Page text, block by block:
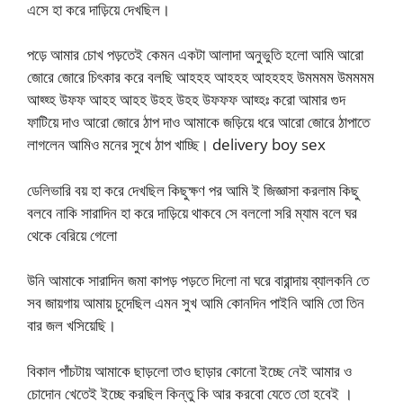
এসে হা করে দাড়িয়ে দেখছিল।
পড়ে আমার চোখ পড়তেই কেমন একটা আলাদা অনুভুতি হলো আমি আরো
জোরে জোরে চিৎকার করে বলছি আহহহ আহহহ আহহহহ উমমমম উমমমম
আহ্হ্হ উফফ আহহ আহহ উহহ উহহ উফফফ আহ্হঃ করো আমার গুদ
ফাটিয়ে দাও আরো জোরে ঠাপ দাও আমাকে জড়িয়ে ধরে আরো জোরে ঠাপাতে
লাগলেন আমিও মনের সুখে ঠাপ খাচ্ছি। delivery boy sex
ডেলিভারি বয় হা করে দেখছিল কিছুক্ষণ পর আমি ই জিজ্ঞাসা করলাম কিছু
বলবে নাকি সারাদিন হা করে দাড়িয়ে থাকবে সে বললো সরি ম্যাম বলে ঘর
থেকে বেরিয়ে গেলো
উনি আমাকে সারাদিন জমা কাপড় পড়তে দিলো না ঘরে বারান্দায় ব্যালকনি তে
সব জায়গায় আমায় চুদেছিল এমন সুখ আমি কোনদিন পাইনি আমি তো তিন
বার জল খসিয়েছি।
বিকাল পাঁচটায় আমাকে ছাড়লো তাও ছাড়ার কোনো ইচ্ছে নেই আমার ও
চোদোন খেতেই ইচ্ছে করছিল কিন্তু কি আর করবো যেতে তো হবেই ।